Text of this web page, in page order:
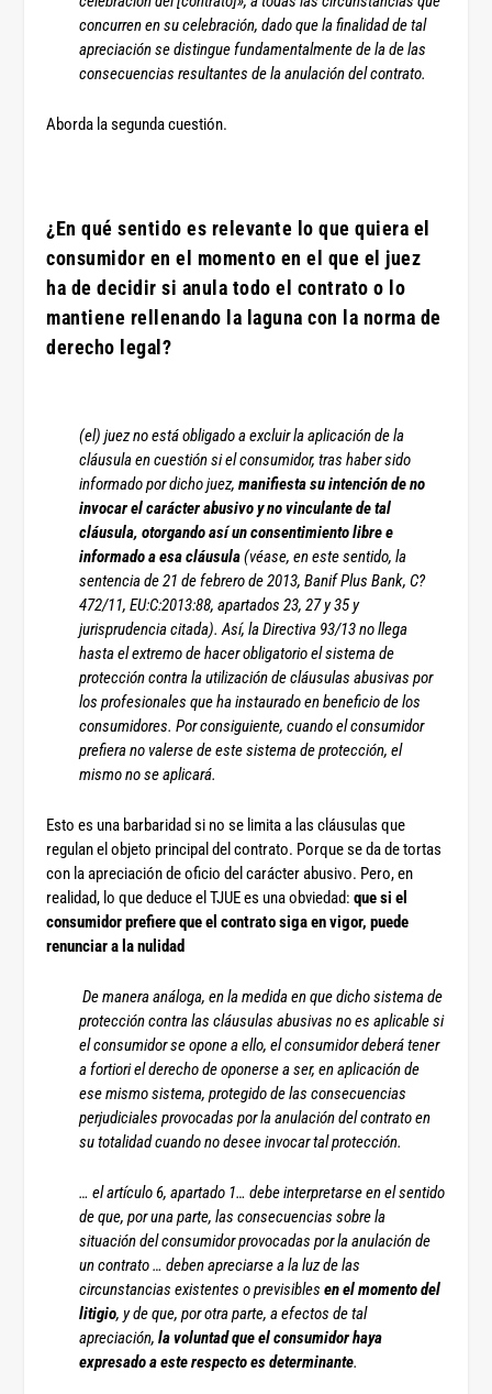
concurren en su celebración, dado que la finalidad de tal
apreciación se distingue fundamentalmente de la de las
consecuencias resultantes de la anulación del contrato.
Aborda la segunda cuestión.
¿En qué sentido es relevante lo que quiera el
consumidor en el momento en el que el juez
ha de decidir si anula todo el contrato o lo
mantiene rellenando la laguna con la norma de
derecho legal?
(el) juez no está obligado a excluir la aplicación de la
cláusula en cuestión si el consumidor, tras haber sido
informado por dicho juez,manifiesta su intención de no
invocar el carácter abusivo y no vinculante de tal
cláusula, otorgando así un consentimiento libre e
informado a esa cláusula(véase, en este sentido, la
sentencia de 21 de febrero de 2013, Banif Plus Bank, C?
472/11, EU:C:2013:88, apartados 23, 27 y 35 y
jurisprudencia citada). Así, la Directiva 93/13 no llega
hasta el extremo de hacer obligatorio el sistema de
protección contra la utilización de cláusulas abusivas por
los profesionales que ha instaurado en beneficio de los
consumidores. Por consiguiente, cuando el consumidor
prefiera no valerse de este sistema de protección, el
mismo no se aplicará.
Esto es una barbaridad si no se limita a las cláusulas que
regulan el objeto principal del contrato. Porque se da de tortas
con la apreciación de oficio del carácter abusivo. Pero, en
realidad, lo que deduce el TJUE es una obviedad:que si el
consumidor prefiere que el contrato siga en vigor, puede
renunciar a la nulidad
De manera análoga, en la medida en que dicho sistema de
protección contra las cláusulas abusivas no es aplicable si
el consumidor se opone a ello, el consumidor deberá tener
a fortiori el derecho de oponerse a ser, en aplicación de
ese mismo sistema, protegido de las consecuencias
perjudiciales provocadas por la anulación del contrato en
su totalidad cuando no desee invocar tal protección.
… el artículo 6, apartado 1… debe interpretarse en el sentido
de que, por una parte, las consecuencias sobre la
situación del consumidor provocadas por la anulación de
un contrato … deben apreciarse a la luz de las
circunstancias existentes o previsiblesen el momento del
litigio, y de que, por otra parte, a efectos de tal
apreciación,la voluntad que el consumidor haya
expresado a este respecto es determinante.